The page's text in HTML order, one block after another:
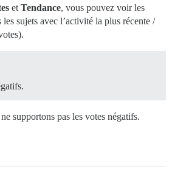
et Tendance, vous pouvez voir les
sujets avec l’activité la plus récente /
supportons pas les votes négatifs.